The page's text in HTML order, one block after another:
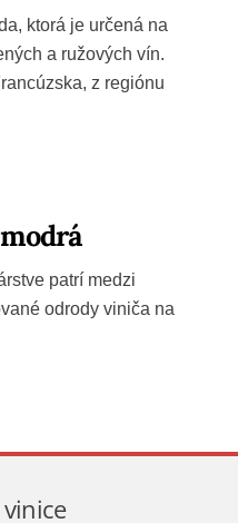
ktorá je určená na
a ružových vín.
z regiónu
patrí medzi
odrody viniča na